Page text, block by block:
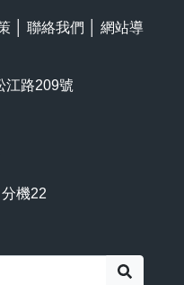
聯絡我們
網站導
江路209號
機22